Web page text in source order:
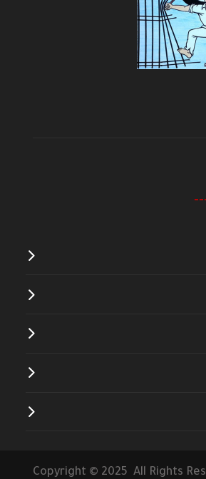
Copyright © 2025 All Rights